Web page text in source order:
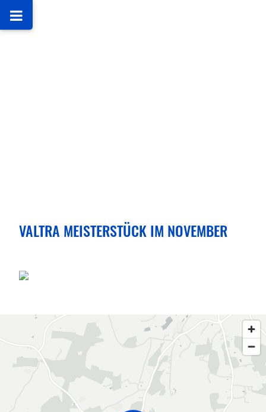
VALTRA MEISTERSTÜCK IM NOVEMBER